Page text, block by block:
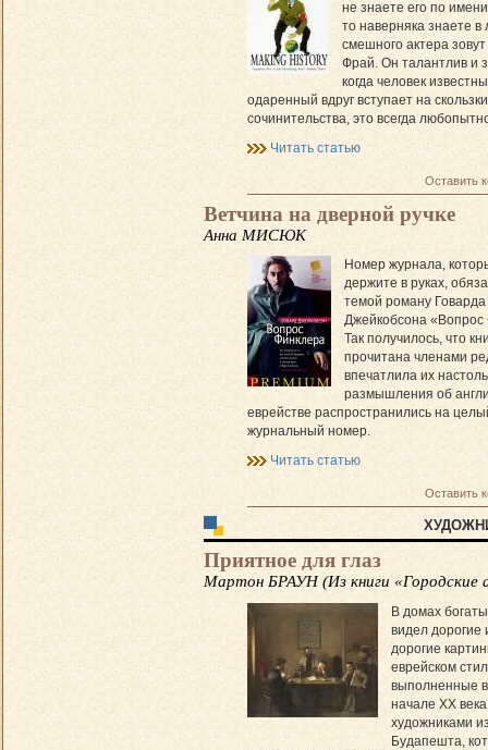
не знаете его по
то наверняка знаете в
смешного актера
Фрай. Он талантлив и
когда человек
одаренный вдруг вступает на
сочинительства, это всегда
Читать статью
Оставить
Ветчина на дверной ручке
Анна МИСЮК
Номер журнала,
держите в руках,
темой роману Го­вар­да
Джейкобсона «Вопрос
Так получилось, что
прочитана членами
впечатлила их
размышления об
еврействе распространились на
журнальный номер.
Читать статью
Оставить
Приятное для глаз
Мартон БРАУН (Из книги «Городские
В домах
видел дорогие
дорогие
еврейском
выполненные
начале XX
художниками
Будапешта,